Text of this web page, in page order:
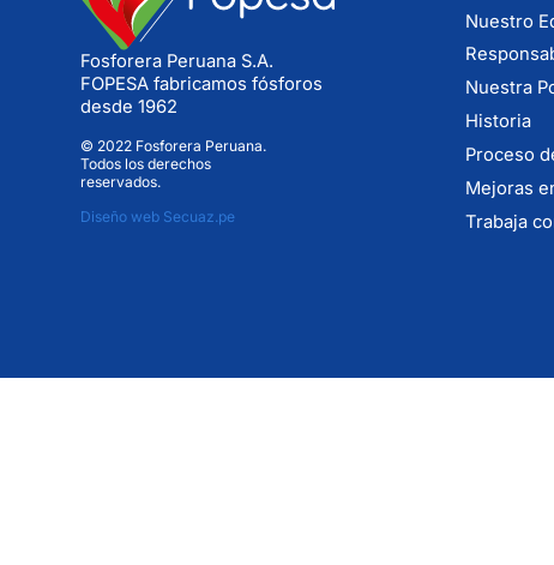
Fosforera Peruana S.A.
FOPESA fabricamos fósforos
desde 1962
© 2022 Fosforera Peruana.
Todos los derechos
reservados.
Diseño web Secuaz.pe
Nuestro
Nuestra
Historia
Proceso
Mejoras
Trabaja